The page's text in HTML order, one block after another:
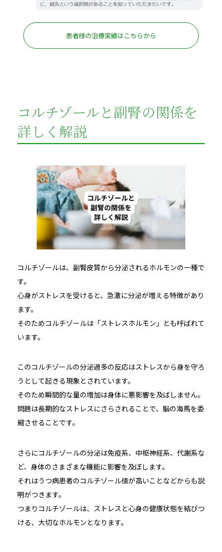
患者様の治療実績はこちらから
コルチゾールと副腎の関係を
詳しく解説
コルチゾールは、副腎皮質から分泌されるホルモンの一種で
す。
心身がストレスを受けると、急激に分泌が増える特徴があり
ます。
そのためコルチゾールは「ストレスホルモン」とも呼ばれて
います。
このコルチゾールの分泌過多の反応はストレスから身を守ろ
うとして起きる現象とされています。
そのため瞬間的な量の増加は身体に悪影響を及ばしません。
問題は長期的なストレスにさらされることで、脳の海馬を委
縮させることです。
さらにコルチゾールの分泌は免疫系、中枢神経系、代謝系な
ど、身体のさまざまな機能に影響を及ぼします。
それはうつ病患者のコルチゾール値が高いことなどからも説
明がつきます。
つまりコルチゾールは、ストレスと心身の健康状態を結びつ
ける、大切なホルモンとなります。